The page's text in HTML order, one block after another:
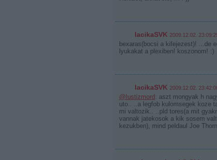
lacikaSVK 2009.12.02.
bexaras(bocsi a kifejezest)! ...de
lyukakat a plexiben! koszonom! :)
lacikaSVK 2009.12.02.
@Iustizmord : aszt mongyak h
uto.. ..a legfob kulomsegek koze
mi valtozik.. ..pld tores(a mit
vannak jatekosok a kik sosem
kezukben), mind peldaul Joe